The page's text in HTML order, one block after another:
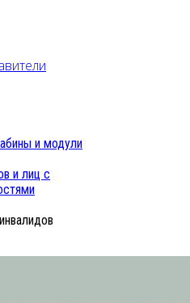
и модули
и лиц с